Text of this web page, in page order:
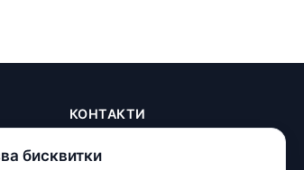
КОНТАКТИ
бисквитки